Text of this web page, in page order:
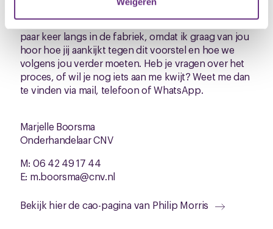
U kunt uw toestemming op elk moment wijzigen of
intrekken via decookieverklaringof door te klikken op
het ronde cookie-instellingenicoontje linksonder op de
pagina.
We onderhandelen in juni verder met elkaar. Voor de
volgende onderhandelingsronde kom ik nog een
paar keer langs in de fabriek, omdat ik graag van jou
hoor hoe jij aankijkt tegen dit voorstel en hoe we
volgens jou verder moeten. Heb je vragen over het
proces, of wil je nog iets aan me kwijt? Weet me dan
te vinden via mail, telefoon of WhatsApp.
Marjelle Boorsma
Onderhandelaar CNV
M: 06 42 49 17 44
E: m.boorsma@cnv.nl
Bekijk hier de cao-pagina van Philip Morris